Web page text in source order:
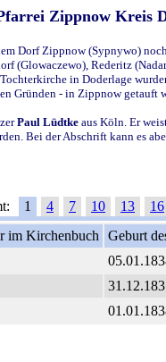
Zippnow Kreis
Dorf Zippnow (Sypnywo)
(Glowaczewo), Rederitz
in Doderlage
Gründen - in Zippnow getauft
Paul Lüdtke aus Köln. Er
Bei der Abschrift kann es
1 4 7 10 13 16
im Kirchenbuch Geburt